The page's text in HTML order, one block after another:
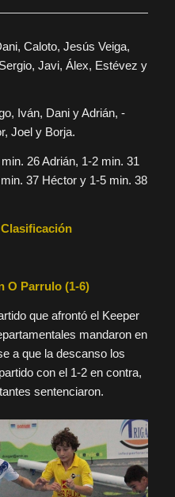
Caloto, Jesús Veiga,
Javi, Álex, Estévez y
Iván, Dani y Adrián, -
Joel y Borja.
26 Adrián, 1-2 min. 31
37 Héctor y 1-5 min. 38
Clasificación
O Parrulo (1-6)
que afrontó el Keeper
mandaron en
a que la descanso los
con el 1-2 en contra,
sentenciaron.